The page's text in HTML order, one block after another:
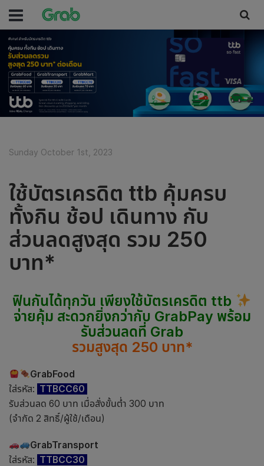
Sunday October 1st, 2023
ใช้บัตรเครดิต ttb คุ้มครบ
ทั้งกิน ช้อป เดินทาง กับ
ส่วนลดสูงสุด รวม 250
บาท*
ฟินกันได้ทุกวัน เพียงใช้บัตรเครดิต ttb
จ่ายคุ้ม สะดวกยิ่งกว่ากับ GrabPay พร้อม
รับส่วนลดที่ Grab
รวมสูงสุด 250 บาท*
GrabFood
ใส่รหัส: TTBCC60
รับส่วนลด 60 บาท เมื่อสั่งขั้นต่ำ 300 บาท
(จำกัด 2 สิทธิ์/ผู้ใช้/เดือน)
GrabTransport
ใส่รหัส: TTBCC30